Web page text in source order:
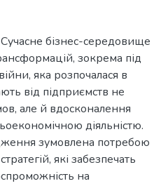
бізнес-середовище
зокрема під
яка розпочалася в
від підприємств не
але й вдосконалення
діяльністю.
зумовлена потребою
які забезпечать
на